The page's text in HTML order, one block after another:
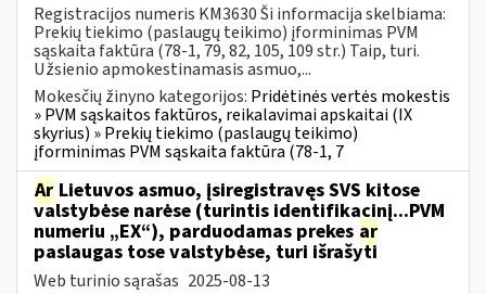
Registracijos numeris KM3630 Ši informacija skelbiama:
Prekių tiekimo (paslaugų teikimo) įforminimas PVM
sąskaita faktūra (78-1, 79, 82, 105, 109 str.) Taip, turi.
Užsienio apmokestinamasis asmuo,...
Mokesčių žinyno kategorijos: Pridėtinės vertės mokestis
» PVM sąskaitos faktūros, reikalavimai apskaitai (IX
skyrius) » Prekių tiekimo (paslaugų teikimo)
įforminimas PVM sąskaita faktūra (78-1, 7
Ar Lietuvos asmuo, įsiregistravęs SVS kitose
valstybėse narėse (turintis identifikacinį...PVM
numeriu „EX“), parduodamas prekes ar
paslaugas tose valstybėse, turi išrašyti
Web turinio sąrašas 2025-08-13